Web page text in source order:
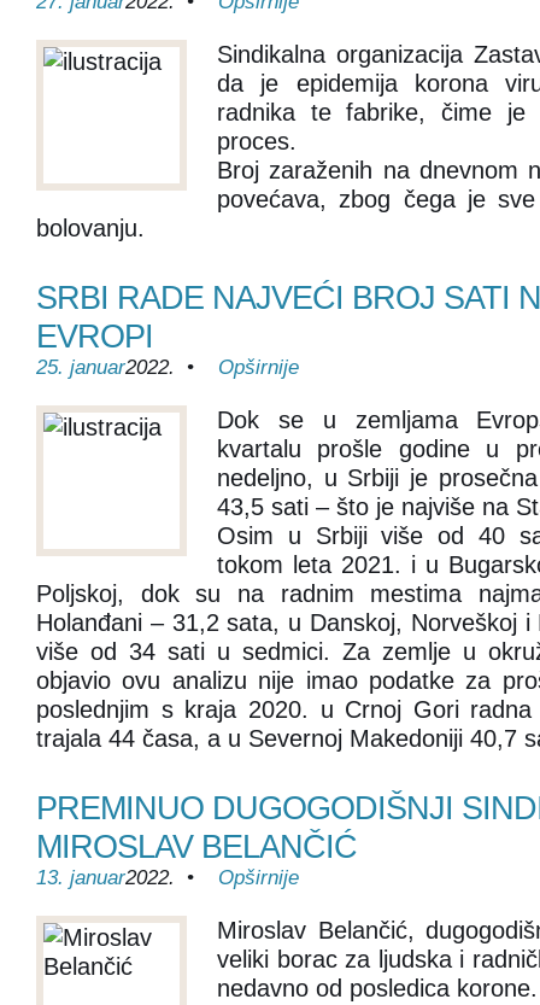
Sindikalna organizacija
da je epidemija korona
radnika te fabrike, čime je
proces.
Broj zaraženih na dnevnom
povećava, zbog čega je
bolovanju.
SRBI RADE NAJVEĆI BROJ SATI
EVROPI
25. januar2022. • Opširnije
Dok se u zemljama
kvartalu prošle godine u
nedeljno, u Srbiji je
43,5 sati – što je najviše na
Osim u Srbiji više od 40
tokom leta 2021. i u
Poljskoj, dok su na radnim mestima
Holanđani – 31,2 sata, u Danskoj, Norveškoj
više od 34 sati u sedmici. Za zemlje u
objavio ovu analizu nije imao podatke za
poslednjim s kraja 2020. u Crnoj Gori
trajala 44 časa, a u Severnoj Makedoniji 40,7
PREMINUO DUGOGODIŠNJI
MIROSLAV BELANČIĆ
13. januar2022. • Opširnije
Miroslav Belančić,
veliki borac za ljudska i
nedavno od posledica korone.